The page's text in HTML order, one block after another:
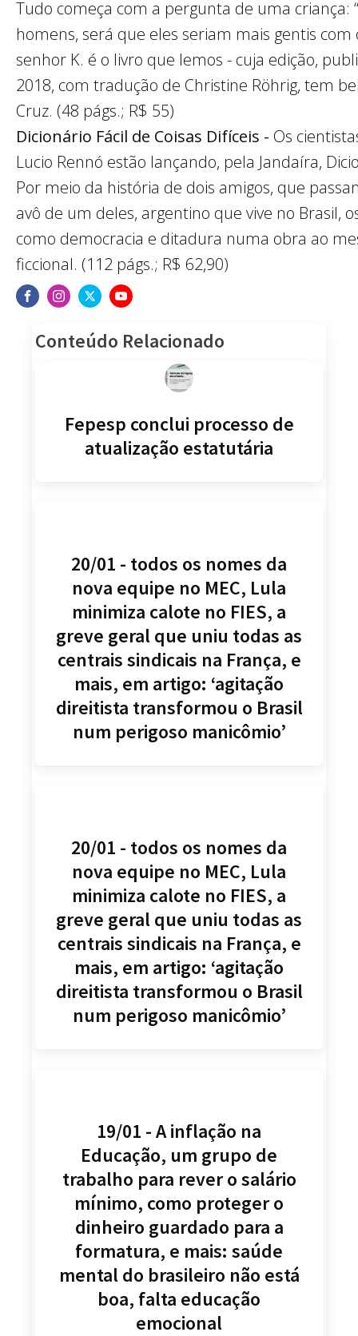
Tudo começa com a pergunta de uma criança:
homens, será que eles seriam mais gentis com
senhor K. é o livro que lemos - cuja edição,
2018, com tradução de Christine Röhrig, tem
Cruz. (48 págs.; R$ 55)
Dicionário Fácil de Coisas Difíceis - Os
Lucio Rennó estão lançando, pela Jandaíra,
Por meio da história de dois amigos, que
avô de um deles, argentino que vive no Brasil,
como democracia e ditadura numa obra ao
ficcional. (112 págs.; R$ 62,90)
Conteúdo Relacionado
Fepesp conclui processo de
atualização estatutária
20/01 - todos os nomes da
nova equipe no MEC, Lula
minimiza calote no FIES, a
greve geral que uniu todas as
centrais sindicais na França, e
mais, em artigo: ‘agitação
direitista transformou o Brasil
num perigoso manicômio’
20/01 - todos os nomes da
nova equipe no MEC, Lula
minimiza calote no FIES, a
greve geral que uniu todas as
centrais sindicais na França, e
mais, em artigo: ‘agitação
direitista transformou o Brasil
num perigoso manicômio’
19/01 - A inflação na
Educação, um grupo de
trabalho para rever o salário
mínimo, como proteger o
dinheiro guardado para a
formatura, e mais: saúde
mental do brasileiro não está
boa, falta educação
emocional